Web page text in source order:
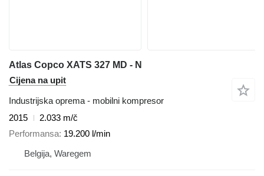
Atlas Copco XATS 327 MD - N
Cijena na upit
Industrijska oprema - mobilni kompresor
2015
2.033 m/č
Performansa 19.200 l/min
Belgija, Waregem